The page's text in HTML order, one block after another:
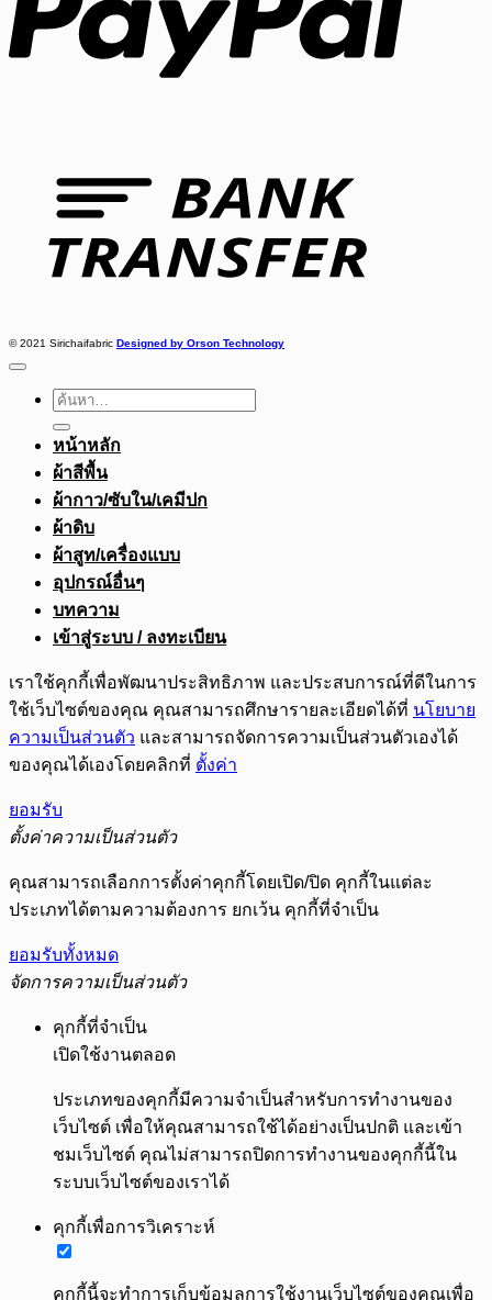
© 2021 Sirichaifabric Designed by Orson Technology
ค้นหา:
หน้าหลัก
ผ้าสีพื้น
ผ้ากาว/ซับใน/เคมีปก
ผ้าดิบ
ผ้าสูท/เครื่องแบบ
อุปกรณ์อื่นๆ
บทความ
เข้าสู่ระบบ / ลงทะเบียน
เราใช้คุกกี้เพื่อพัฒนาประสิทธิภาพ และประสบการณ์ที่ดีในการ
ใช้เว็บไซต์ของคุณ คุณสามารถศึกษารายละเอียดได้ที่ นโยบาย
ความเป็นส่วนตัว และสามารถจัดการความเป็นส่วนตัวเองได้
ของคุณได้เองโดยคลิกที่ ตั้งค่า
ยอมรับ
ตั้งค่าความเป็นส่วนตัว
คุณสามารถเลือกการตั้งค่าคุกกี้โดยเปิด/ปิด คุกกี้ในแต่ละ
ประเภทได้ตามความต้องการ ยกเว้น คุกกี้ที่จำเป็น
ยอมรับทั้งหมด
จัดการความเป็นส่วนตัว
คุกกี้ที่จำเป็น
เปิดใช้งานตลอด
ประเภทของคุกกี้มีความจำเป็นสำหรับการทำงานของ
เว็บไซต์ เพื่อให้คุณสามารถใช้ได้อย่างเป็นปกติ และเข้า
ชมเว็บไซต์ คุณไม่สามารถปิดการทำงานของคุกกี้นี้ใน
ระบบเว็บไซต์ของเราได้
คุกกี้เพื่อการวิเคราะห์
คุกกี้นี้จะทำการเก็บข้อมูลการใช้งานเว็บไซต์ของคุณเพื่อ